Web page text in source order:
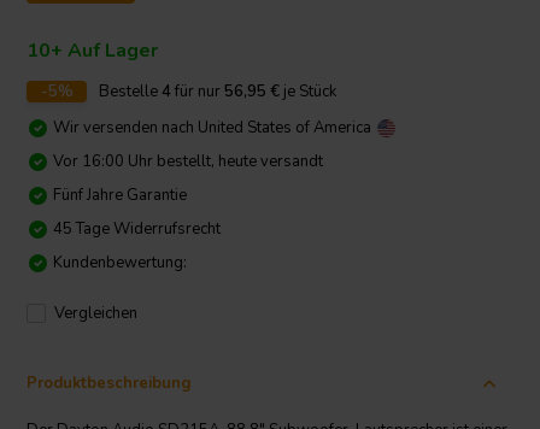
10+ Auf Lager
-5% Bestelle4 für nur 56,95 € je Stück
Wir versenden nach United States of America
Vor 16:00 Uhr bestellt, heute versandt
Fünf Jahre Garantie
45 Tage Widerrufsrecht
Kundenbewertung:
Vergleichen
Produktbeschreibung